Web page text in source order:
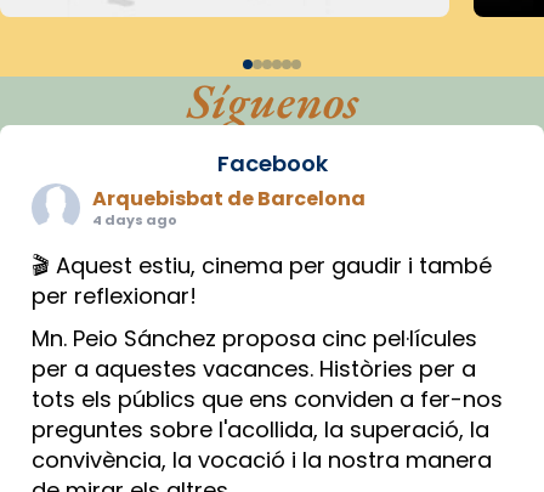
Síguenos
Facebook
Arquebisbat de Barcelona
4 days ago
🎬 Aquest estiu, cinema per gaudir i també
per reflexionar!
Mn. Peio Sánchez proposa cinc pel·lícules
per a aquestes vacances. Històries per a
tots els públics que ens conviden a fer-nos
preguntes sobre l'acollida, la superació, la
convivència, la vocació i la nostra manera